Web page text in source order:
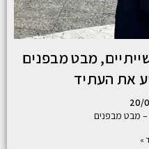
מבט מבפנים
את העתיד
20/
– מבט מבפנים
»